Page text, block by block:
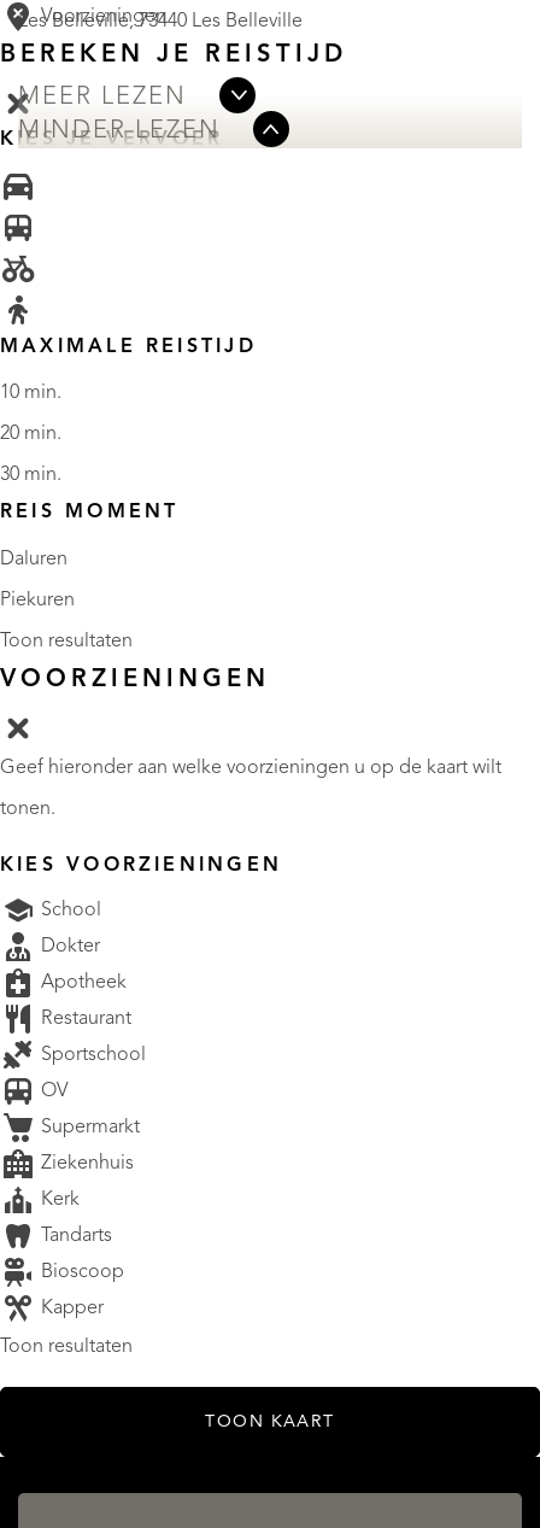
Les Belleville, 73440 Les Belleville
MEER LEZEN
MINDER LEZEN
Voorzieningen
BEREKEN JE REISTIJD
KIES JE VERVOER
MAXIMALE REISTIJD
10 min.
20 min.
30 min.
REIS MOMENT
Daluren
Piekuren
Toon resultaten
VOORZIENINGEN
Geef hieronder aan welke voorzieningen u op de kaart wilt
tonen.
KIES VOORZIENINGEN
School
Dokter
Apotheek
Restaurant
Sportschool
OV
Supermarkt
Ziekenhuis
Kerk
Tandarts
Bioscoop
Kapper
Toon resultaten
TOON KAART